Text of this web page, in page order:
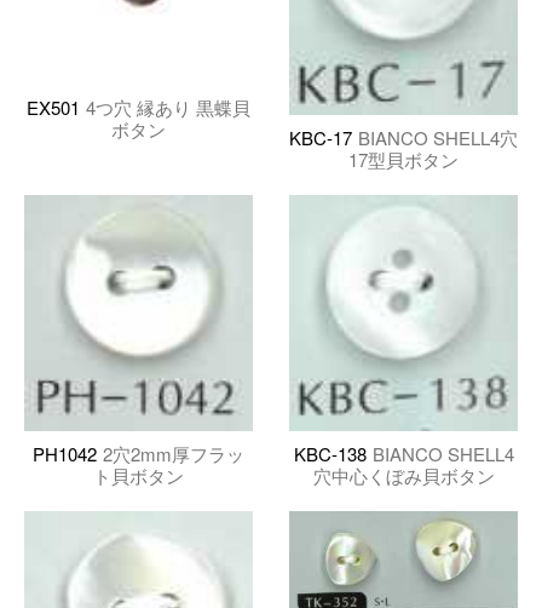
EX501 4つ穴 縁あり 黒蝶貝
ボタン
KBC-17 BIANCO SHELL4穴
17型貝ボタン
PH1042 2穴2mm厚フラッ
ト貝ボタン
KBC-138 BIANCO SHELL4
穴中心くぼみ貝ボタン